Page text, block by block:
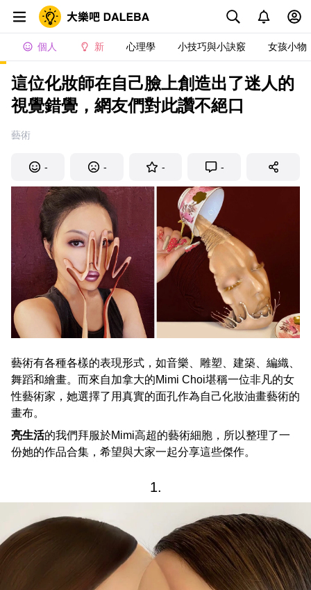
個人 新 心理學 小技巧與小訣竅 女孩小物
這位化妝師在自己臉上創造出了迷人的
視覺錯覺，網友們對此讚不絕口
藝術
- - - -
藝術有各種各樣的表現形式，如音樂、雕塑、建築、編織、
舞蹈和繪畫。而來自加拿大的Mimi Choi堪稱一位非凡的女
性藝術家，她選擇了用真實的面孔作為自己化妝油畫藝術的
畫布。
亮生活的我們拜服於Mimi高超的藝術細胞，所以整理了一
份她的作品合集，希望與大家一起分享這些傑作。
1.